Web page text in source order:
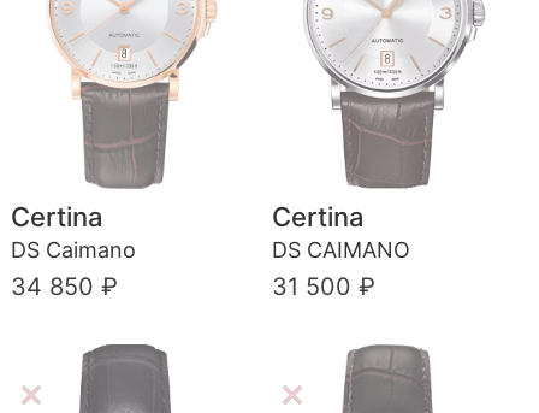
Certina
DS Caimano
34 850 ₽
Certina
DS CAIMANO
31 500 ₽